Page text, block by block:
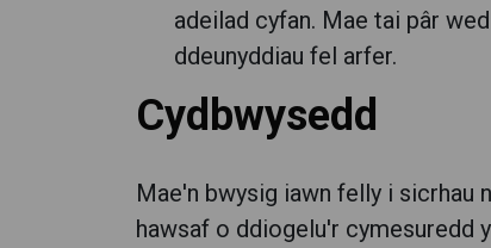
adeilad cyfan. Mae tai pâr
ddeunyddiau fel arfer.
Cydbwysedd
Mae'n bwysig iawn felly i sicrhau
hawsaf o ddiogelu'r cymesuredd